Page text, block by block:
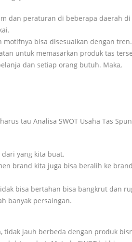
dan peraturan di beberapa daerah di
motifnya bisa disesuaikan dengan tren.
untuk memasarkan produk tas
dan setiap orang butuh. Maka,
tau Analisa SWOT Usaha Tas
yang kita buat.
brand kita juga bisa beralih ke
bisa bertahan bisa bangkrut dan
banyak persaingan.
tidak jauh berbeda dengan produk